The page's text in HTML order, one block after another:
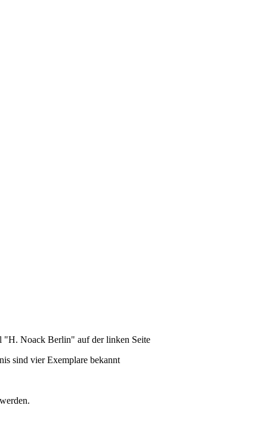
"H. Noack Berlin" auf der linken Seite
sind vier Exemplare bekannt